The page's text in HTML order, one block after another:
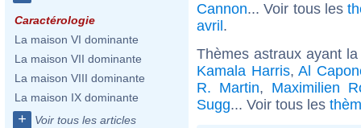
Caractérologie
La maison VI dominante
La maison VII dominante
La maison VIII dominante
La maison IX dominante
+ Voir tous les articles
Cannon... Voir tous les
avril.
Thèmes astraux ayant
Kamala Harris,Al
R. Martin, Maximilien
Sugg... Voir tous les